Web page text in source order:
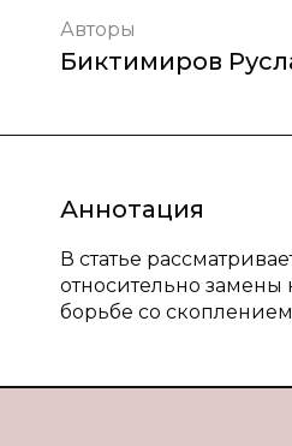
Авторы
Биктимиров
Аннотация
В статье
относительно
борьбе со